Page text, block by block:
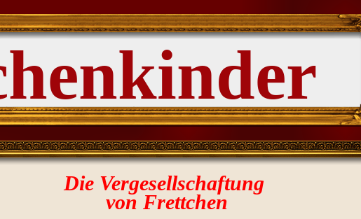
Die Vergesellschaftung
von Frettchen